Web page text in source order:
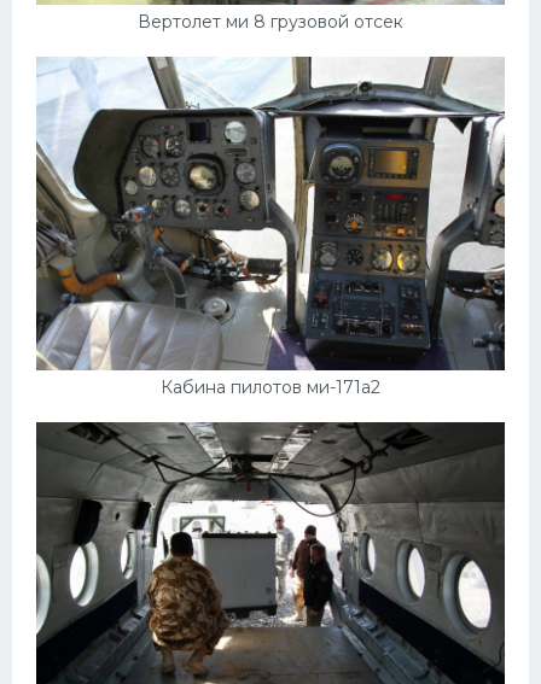
Вертолет ми 8 грузовой отсек
Кабина пилотов ми-171а2